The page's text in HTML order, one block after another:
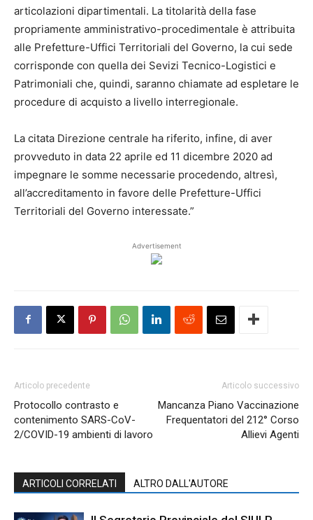
articolazioni dipartimentali. La titolarità della fase
propriamente amministrativo-procedimentale è attribuita
alle Prefetture-Uffici Territoriali del Governo, la cui sede
corrisponde con quella dei Sevizi Tecnico-Logistici e
Patrimoniali che, quindi, saranno chiamate ad espletare le
procedure di acquisto a livello interregionale.
La citata Direzione centrale ha riferito, infine, di aver
provveduto in data 22 aprile ed 11 dicembre 2020 ad
impegnare le somme necessarie procedendo, altresì,
all’accreditamento in favore delle Prefetture-Uffici
Territoriali del Governo interessate.”
Advertisement
Articolo precedente
Protocollo contrasto e
contenimento SARS-CoV-
2/COVID-19 ambienti di lavoro
Articolo successivo
Mancanza Piano Vaccinazione
Frequentatori del 212° Corso
Allievi Agenti
ARTICOLI CORRELATI ALTRO DALL'AUTORE